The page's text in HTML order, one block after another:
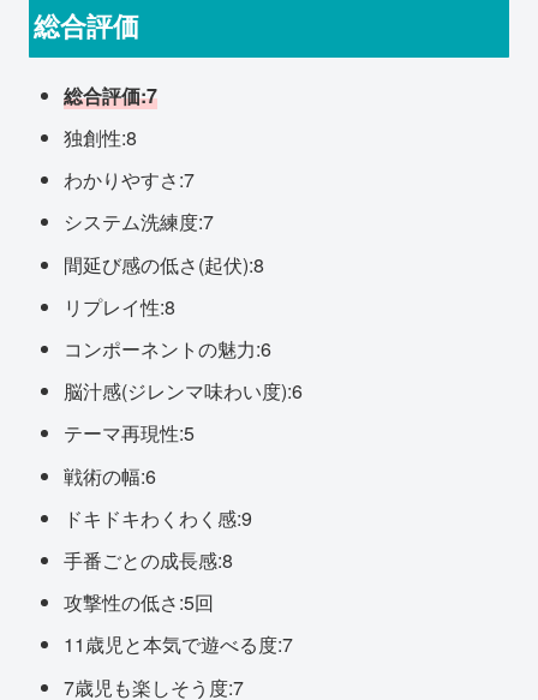
総合評価
総合評価:7
独創性:8
わかりやすさ:7
システム洗練度:7
間延び感の低さ(起伏):8
リプレイ性:8
コンポーネントの魅力:6
脳汁感(ジレンマ味わい度):6
テーマ再現性:5
戦術の幅:6
ドキドキわくわく感:9
手番ごとの成長感:8
攻撃性の低さ:5回
11歳児と本気で遊べる度:7
7歳児も楽しそう度:7